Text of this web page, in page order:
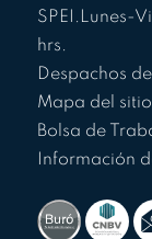
SPEI. Lunes-
hrs.
Despachos
Mapa del
Bolsa de
Información